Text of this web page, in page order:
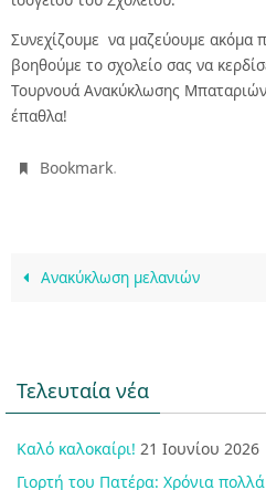
Συνεχίζουμε να μαζεύουμε ακόμα
βοηθούμε το σχολείο σας να
Τουρνουά Ανακύκλωσης Μπαταριών
έπαθλα!
Bookmark.
Ανακύκλωση μελανιών
Τελευταία νέα
Καλό καλοκαίρι! 21 Ιουνίου 2026
Γιορτή του Πατέρα: Χρόνια